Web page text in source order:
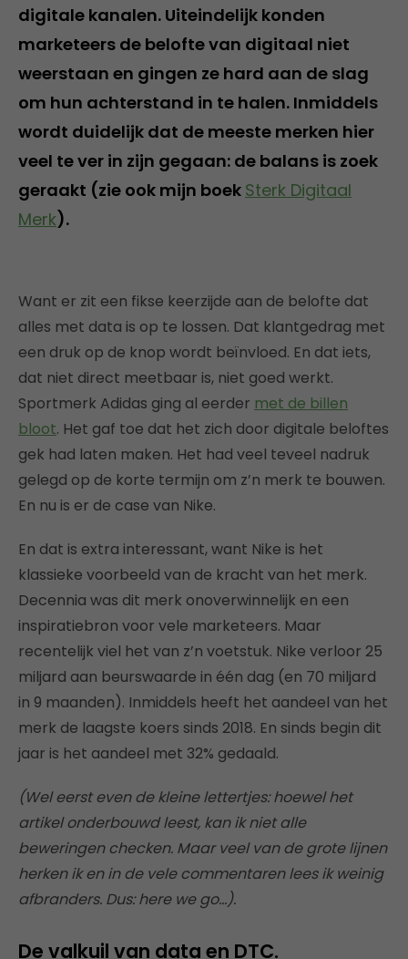
digitale kanalen. Uiteindelijk konden
marketeers de belofte van digitaal niet
weerstaan en gingen ze hard aan de slag
om hun achterstand in te halen. Inmiddels
wordt duidelijk dat de meeste merken hier
veel te ver in zijn gegaan: de balans is zoek
geraakt (zie ook mijn boek Sterk Digitaal
Merk).
Want er zit een fikse keerzijde aan de belofte dat
alles met data is op te lossen. Dat klantgedrag met
een druk op de knop wordt beïnvloed. En dat iets,
dat niet direct meetbaar is, niet goed werkt.
Sportmerk Adidas ging al eerder met de billen
bloot. Het gaf toe dat het zich door digitale beloftes
gek had laten maken. Het had veel teveel nadruk
gelegd op de korte termijn om z’n merk te bouwen.
En nu is er de case van Nike.
En dat is extra interessant, want Nike is het
klassieke voorbeeld van de kracht van het merk.
Decennia was dit merk onoverwinnelijk en een
inspiratiebron voor vele marketeers. Maar
recentelijk viel het van z’n voetstuk. Nike verloor 25
miljard aan beurswaarde in één dag (en 70 miljard
in 9 maanden). Inmiddels heeft het aandeel van het
merk de laagste koers sinds 2018. En sinds begin dit
jaar is het aandeel met 32% gedaald.
(Wel eerst even de kleine lettertjes: hoewel het
artikel onderbouwd leest, kan ik niet alle
beweringen checken. Maar veel van de grote lijnen
herken ik en in de vele commentaren lees ik weinig
afbranders. Dus: here we go…).
De valkuil van data en DTC.